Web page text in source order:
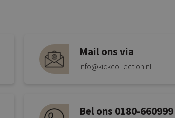
Mail ons via
info@kickcollection.nl
Bel ons 0180-660999